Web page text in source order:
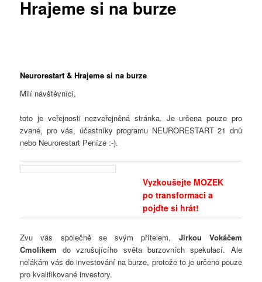
Hrajeme si na burze
Neurorestart & Hrajeme si na burze
Milí návštěvníci,
toto je veřejnosti nezveřejněná stránka. Je určena pouze pro
zvané, pro vás, účastníky programu NEURORESTART 21 dnů
nebo Neurorestart Peníze :-).
Vyzkoušejte MOZEK
po transformaci a
pojďte si hrát!
Zvu vás společně se svým přítelem, Jirkou Vokáčem
Čmolíkem do vzrušujícího světa burzovních spekulací. Ale
nelákám vás do investování na burze, protože to je určeno pouze
pro kvalifikované investory.